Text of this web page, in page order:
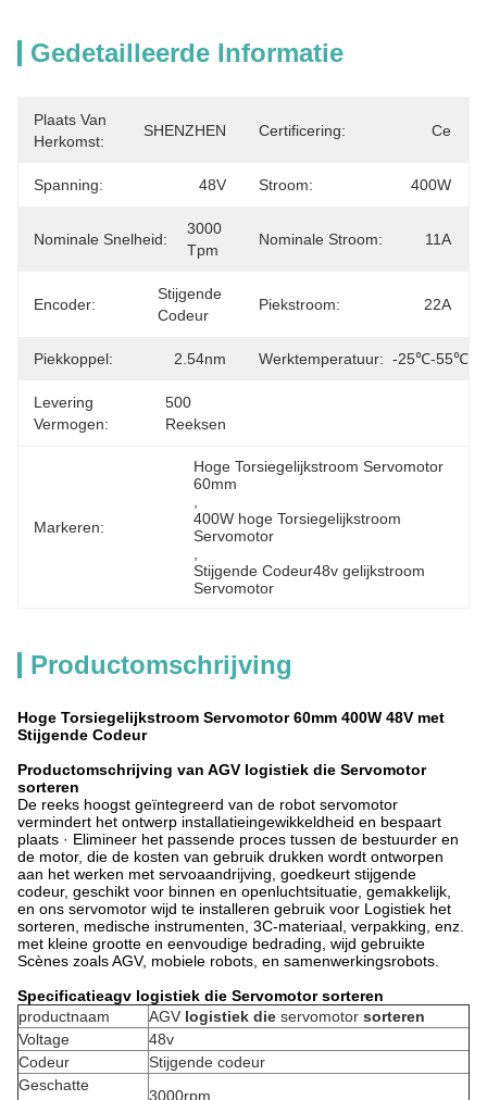
Gedetailleerde Informatie
Plaats Van
Herkomst:
SHENZHEN Certificering: Ce
Spanning: 48V Stroom: 400W
Nominale Snelheid:
3000
Tpm
Nominale Stroom: 11A
Encoder:
Stijgende
Codeur
Piekstroom: 22A
Piekkoppel: 2.54nm Werktemperatuur: -25℃-55℃
Levering
Vermogen:
500
Reeksen
Markeren:
Hoge Torsiegelijkstroom Servomotor
60mm
400W hoge Torsiegelijkstroom
Servomotor
Stijgende Codeur48v gelijkstroom
Servomotor
Productomschrijving
Hoge Torsiegelijkstroom Servomotor 60mm 400W 48V met
Stijgende Codeur
Productomschrijving van AGV logistiek die Servomotor
sorteren
De reeks hoogst geïntegreerd van de robot servomotor
vermindert het ontwerp installatieingewikkeldheid en bespaart
plaats · Elimineer het passende proces tussen de bestuurder en
de motor, die de kosten van gebruik drukken wordt ontworpen
aan het werken met servoaandrijving, goedkeurt stijgende
codeur, geschikt voor binnen en openluchtsituatie, gemakkelijk,
en ons servomotor wijd te installeren gebruik voor Logistiek het
sorteren, medische instrumenten, 3C-materiaal, verpakking, enz.
met kleine grootte en eenvoudige bedrading, wijd gebruikte
Scènes zoals AGV, mobiele robots, en samenwerkingsrobots.
Specificatieagv logistiek die Servomotor sorteren
productnaam
AGV logistiek die servomotor sorteren
Voltage
48v
Codeur
Stijgende codeur
Geschatte
3000rpm